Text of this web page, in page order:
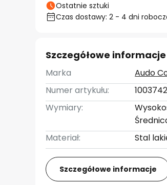
Ostatnie sztuki
Czas dostawy: 2 - 4 dni
Szczegółowe informacje
Marka
Audo
Numer artykułu:
Wymiary:
Materiał:
Stal
Szczegółowe informacje